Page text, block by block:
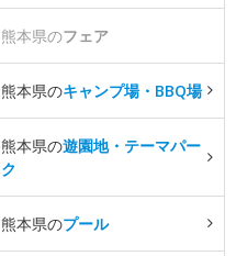
熊本県のフェア
熊本県のキャンプ場・BBQ場
熊本県の遊園地・テーマパー
ク
熊本県のプール